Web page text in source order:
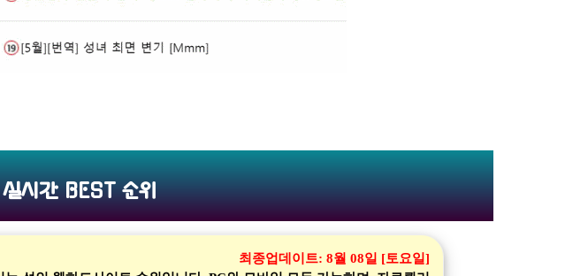
실시간 BEST 순위
최종업데이트: 8월 08일 [토요일]